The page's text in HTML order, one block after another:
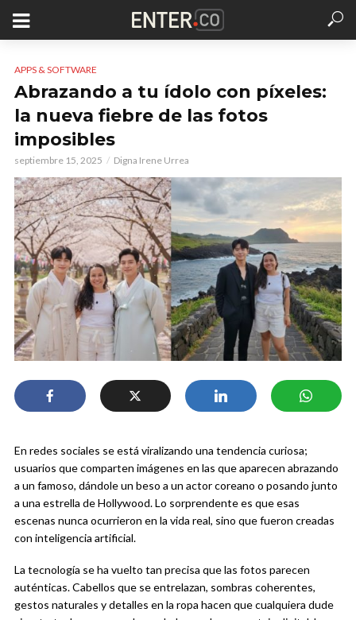
APPS & SOFTWARE
Abrazando a tu ídolo con píxeles:
la nueva fiebre de las fotos
imposibles
septiembre 15, 2025 Digna Irene Urrea
En redes sociales se está viralizando una tendencia curiosa;
usuarios que comparten imágenes en las que aparecen abrazando
a un famoso, dándole un beso a un actor coreano o posando junto
a una estrella de Hollywood. Lo sorprendente es que esas
escenas nunca ocurrieron en la vida real, sino que fueron creadas
con inteligencia artificial.
La tecnología se ha vuelto tan precisa que las fotos parecen
auténticas. Cabellos que se entrelazan, sombras coherentes,
gestos naturales y detalles en la ropa hacen que cualquiera dude